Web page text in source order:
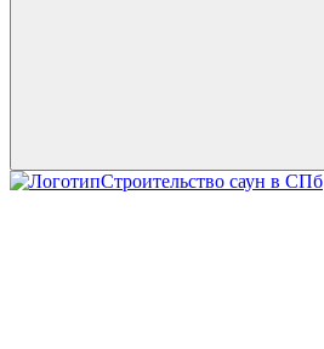
Строительство саун в СПб